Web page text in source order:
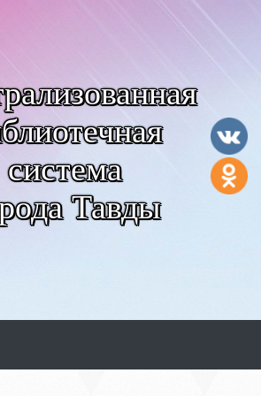
система
Тавды